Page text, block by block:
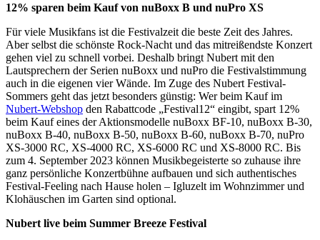
12% sparen beim Kauf von nuBoxx B und nuPro XS
Für viele Musikfans ist die Festivalzeit die beste Zeit des Jahres.
Aber selbst die schönste Rock-Nacht und das mitreißendste Konzert
gehen viel zu schnell vorbei. Deshalb bringt Nubert mit den
Lautsprechern der Serien nuBoxx und nuPro die Festivalstimmung
auch in die eigenen vier Wände. Im Zuge des Nubert Festival-
Sommers geht das jetzt besonders günstig: Wer beim Kauf im
Nubert-Webshop den Rabattcode „Festival12“ eingibt, spart 12%
beim Kauf eines der Aktionsmodelle nuBoxx BF-10, nuBoxx B-30,
nuBoxx B-40, nuBoxx B-50, nuBoxx B-60, nuBoxx B-70, nuPro
XS-3000 RC, XS-4000 RC, XS-6000 RC und XS-8000 RC. Bis
zum 4. September 2023 können Musikbegeisterte so zuhause ihre
ganz persönliche Konzertbühne aufbauen und sich authentisches
Festival-Feeling nach Hause holen – Igluzelt im Wohnzimmer und
Klohäuschen im Garten sind optional.
Nubert live beim Summer Breeze Festival